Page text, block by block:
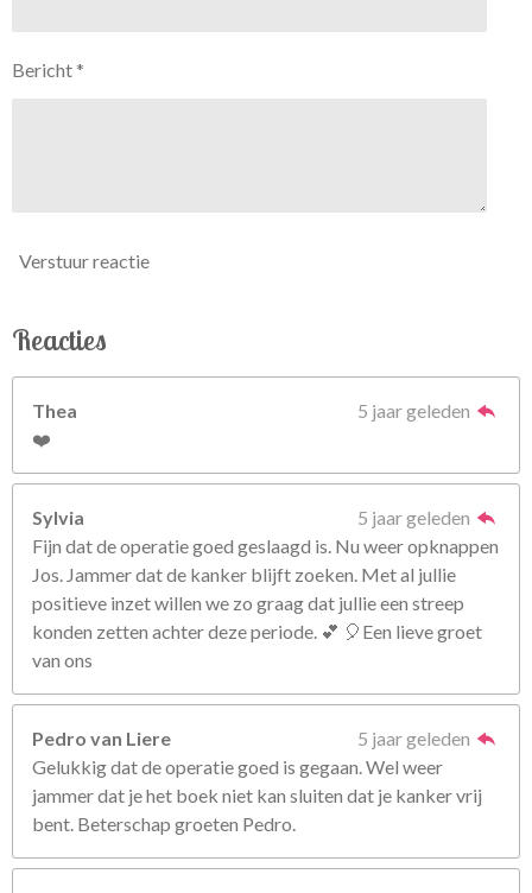
Bericht *
Verstuur reactie
Reacties
Thea
5 jaar geleden
❤️
Sylvia
5 jaar geleden
Fijn dat de operatie goed geslaagd is. Nu weer opknappen
Jos. Jammer dat de kanker blijft zoeken. Met al jullie
positieve inzet willen we zo graag dat jullie een streep
konden zetten achter deze periode. 💕 🎈Een lieve groet
van ons
Pedro van Liere
5 jaar geleden
Gelukkig dat de operatie goed is gegaan. Wel weer
jammer dat je het boek niet kan sluiten dat je kanker vrij
bent. Beterschap groeten Pedro.